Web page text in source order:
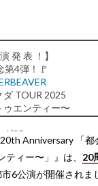
発 表 ！】
第4弾！🚩
ダ TOUR 2025
ゥエンティー〜
SP
の、ラクダ〜
！ ！
20th Anniversary 「
ィー〜」』は、 20
6公演が開催されま